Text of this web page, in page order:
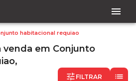
habitacional requiao
venda em Conjunto
FILTRAR